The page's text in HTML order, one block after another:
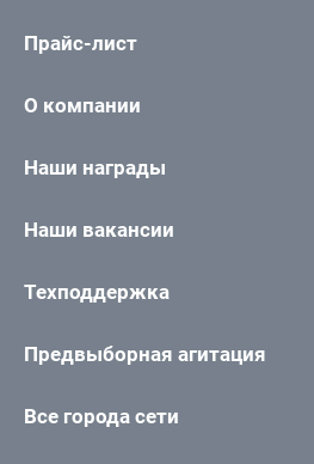
Прайс-лист
О компании
Наши награды
Наши вакансии
Техподдержка
Предвыборная агитация
Все города сети